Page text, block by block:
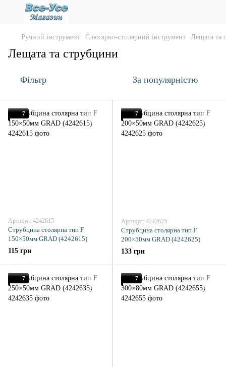
Ручний інструмент Слюсарно-столярний інструмент Лещата та
Лещата та струбцини
Фільтр За популярністю
7
Артикул: 4242615
Струбцина столярна тип F
150×50мм GRAD (4242615)
115 грн
7
Артикул: 4242625
Струбцина столярна тип F
200×50мм GRAD (4242625)
133 грн
7 7